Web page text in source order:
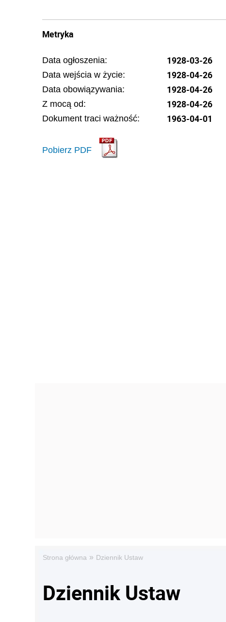
Metryka
Data ogłoszenia: 1928-03-26
Data wejścia w życie: 1928-04-26
Data obowiązywania: 1928-04-26
Z mocą od: 1928-04-26
Dokument traci ważność: 1963-04-01
Pobierz PDF
Strona główna » Dziennik Ustaw
Dziennik Ustaw